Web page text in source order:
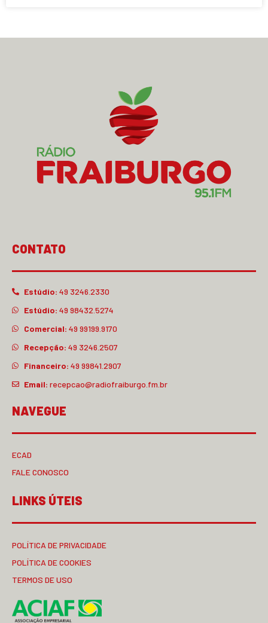
CONTATO
Estúdio: 49 3246.2330
Estúdio: 49 98432.5274
Comercial: 49 99199.9170
Recepção: 49 3246.2507
Financeiro: 49 99841.2907
Email: recepcao@radiofraiburgo.fm.br
NAVEGUE
ECAD
FALE CONOSCO
LINKS ÚTEIS
POLÍTICA DE PRIVACIDADE
POLÍTICA DE COOKIES
TERMOS DE USO